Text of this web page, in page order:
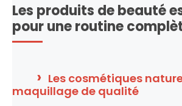
Les produits de beauté
pour une routine
Les cosmétiques
maquillage de qualité